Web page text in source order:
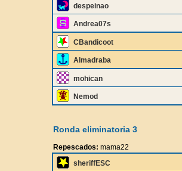
despeinao
Andrea07s
CBandicoot
Almadraba
mohican
Nemod
Ronda eliminatoria 3
Repescados: mama22
sheriffESC